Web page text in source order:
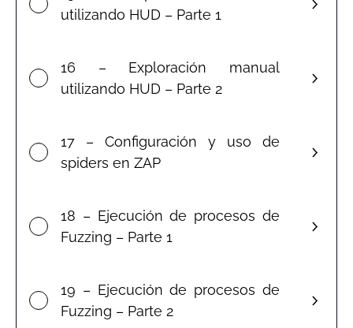
utilizando HUD – Parte 1
16 – Exploración manual
utilizando HUD – Parte 2
17 – Configuración y uso de
spiders en ZAP
18 – Ejecución de procesos de
Fuzzing – Parte 1
19 – Ejecución de procesos de
Fuzzing – Parte 2